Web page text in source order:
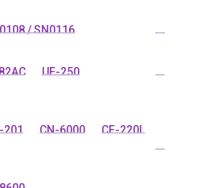
/ SN0116 ...
UE-250 ...
201 CN-6000
CE-220L
...